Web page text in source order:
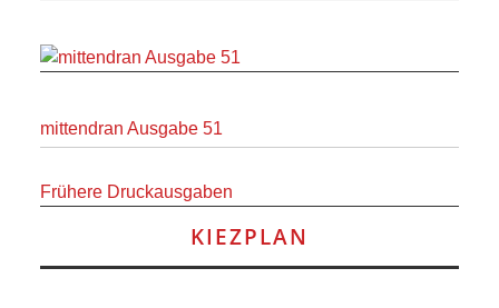
VERKEHR
UND
WOHNEN
SPORT
mittendran Ausgabe 51
Frühere Druckausgaben
KIEZPLAN